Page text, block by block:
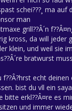
schei???¸ ma auf
man
grill??Â´n
kross, da will jeder
klein, und weil sie
bratwurst
f??Â?hrst echt
bist du vll ein
bitte erkl??Â¤re es
und immer